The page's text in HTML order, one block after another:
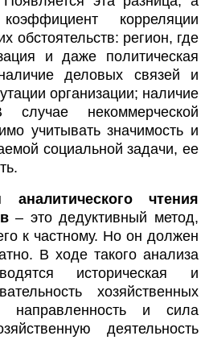
корреляции
обстоятельств: регион, где
и даже политическая
деловых связей и
организации; наличие
некоммерческой
учитывать значимость и
социальной задачи, ее
чтения
– это дедуктивный метод,
к частному. Но он должен
В ходе такого анализа
историческая и
хозяйственных
и сила
деятельность